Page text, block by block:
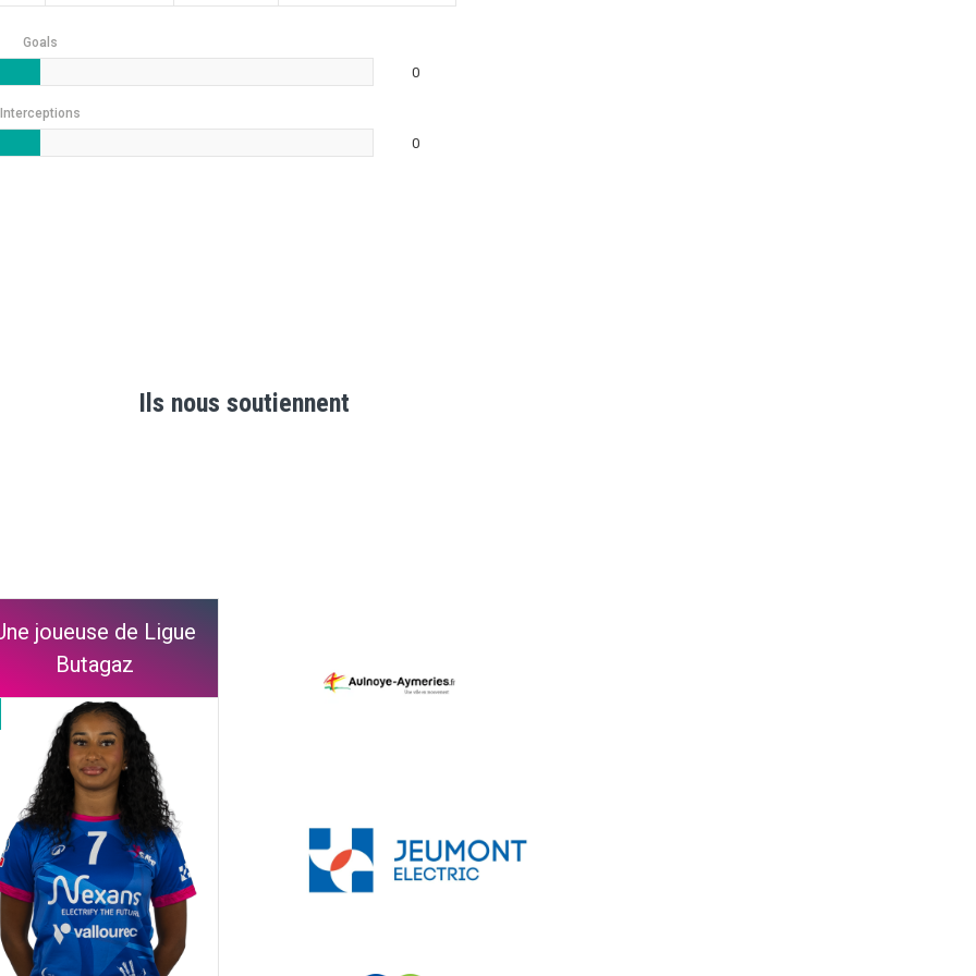
Goals
0
Interceptions
0
Ils nous soutiennent
joueuse de Ligue
Butagaz